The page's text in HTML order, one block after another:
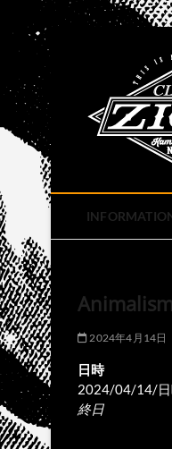
content
Animalism
2024年4月14日
日時
2024/04/14/日
終日